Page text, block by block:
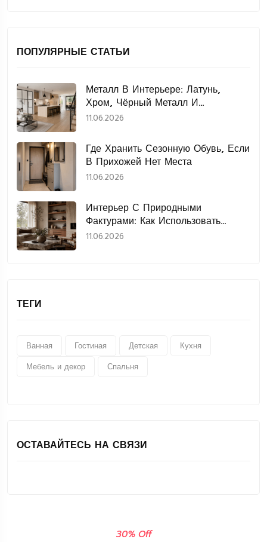
ПОПУЛЯРНЫЕ СТАТЬИ
Металл В Интерьере: Латунь,
Хром, Чёрный Металл И
Нержавеющая Сталь
11.06.2026
Где Хранить Сезонную Обувь, Если
В Прихожей Нет Места
11.06.2026
Интерьер С Природными
Фактурами: Как Использовать
Дерево, Камень, Лён И Керамику
11.06.2026
ТЕГИ
Ванная Гостиная Детская
Кухня
Мебель и декор
Спальня
ОСТАВАЙТЕСЬ НА СВЯЗИ
30% Off